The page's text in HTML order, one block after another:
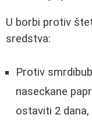
U borbi protiv
sredstva:
Protiv
naseckane
ostaviti 2